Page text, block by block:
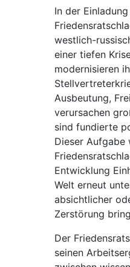
In der
westlich-
einer tiefen
modernisieren
Ausbeutung,
verursachen
sind fundierte
Dieser Aufgabe
Entwicklung
Welt erneut
absichtlicher
Zerstörung
Der
seinen